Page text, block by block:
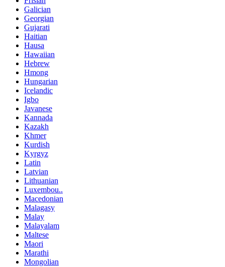
Galician
Georgian
Gujarati
Haitian
Hausa
Hawaiian
Hebrew
Hmong
Hungarian
Icelandic
Igbo
Javanese
Kannada
Kazakh
Khmer
Kurdish
Kyrgyz
Latin
Latvian
Lithuanian
Luxembou..
Macedonian
Malagasy
Malay
Malayalam
Maltese
Maori
Marathi
Mongolian